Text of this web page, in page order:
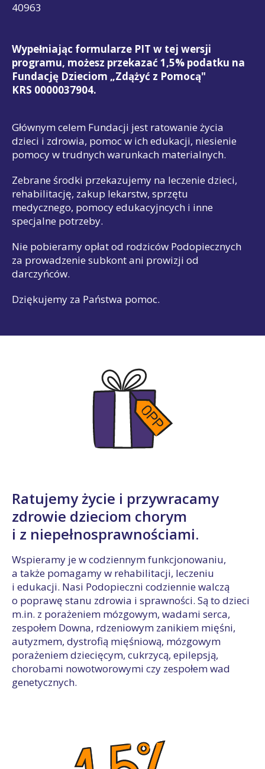
40963
Wypełniając formularze PIT w tej wersji
programu, możesz przekazać 1,5% podatku na
Fundację Dzieciom „Zdążyć z Pomocą"
KRS 0000037904.
Głównym celem Fundacji jest ratowanie życia
dzieci i zdrowia, pomoc w ich edukacji, niesienie
pomocy w trudnych warunkach materialnych.
Zebrane środki przekazujemy na leczenie dzieci,
rehabilitację, zakup lekarstw, sprzętu
medycznego, pomocy edukacyjncych i inne
specjalne potrzeby.
Nie pobieramy opłat od rodziców Podopiecznych
za prowadzenie subkont ani prowizji od
darczyńców.
Dziękujemy za Państwa pomoc.
Ratujemy życie i przywracamy
zdrowie dzieciom chorym
i z niepełnosprawnościami.
Wspieramy je w codziennym funkcjonowaniu,
a także pomagamy w rehabilitacji, leczeniu
i edukacji. Nasi Podopieczni codziennie walczą
o poprawę stanu zdrowia i sprawności. Są to dzieci
m.in. z porażeniem mózgowym, wadami serca,
zespołem Downa, rdzeniowym zanikiem mięśni,
autyzmem, dystrofią mięśniową, mózgowym
porażeniem dziecięcym, cukrzycą, epilepsją,
chorobami nowotworowymi czy zespołem wad
genetycznych.